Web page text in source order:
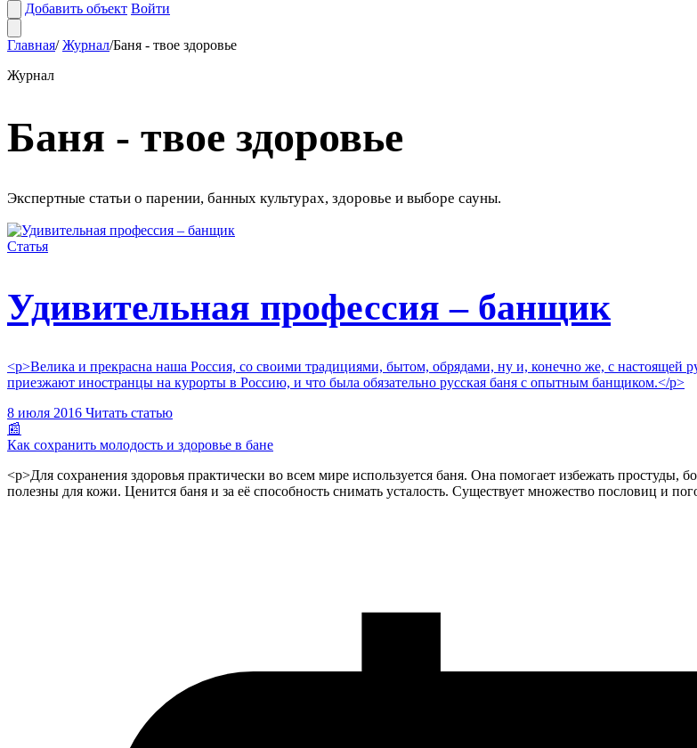
Добавить объект Войти
Главная/ Журнал/Баня - твое здоровье
Журнал
Баня - твое здоровье
Экспертные статьи о парении, банных культурах, здоровье и выборе сауны.
Статья
Удивительная профессия – банщик
<p>Велика и прекрасна наша Россия, со своими традициями, бытом, обрядами, ну и, конечно же, с настоящей
приезжают иностранцы на курорты в Россию, и что была обязательно русская баня с опытным банщиком.</p>
8 июля 2016 Читать статью
📰
Как сохранить молодость и здоровье в бане
<p>Для сохранения здоровья практически во всем мире используется баня. Она помогает избежать
полезны для кожи. Ценится баня и за её способность снимать усталость. Существует множество пословиц и